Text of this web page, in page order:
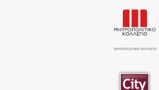
ΜΗΤΡΟΠΟΛΙΤΙΚΟ ΚΟΛΛΕΓΙΟ